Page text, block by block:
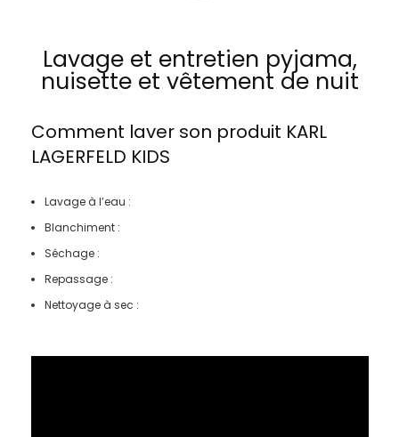
Lavage et entretien pyjama,
nuisette et vêtement de nuit
Comment laver son produit KARL
LAGERFELD KIDS
Lavage à l’eau :
Blanchiment :
Séchage :
Repassage :
Nettoyage à sec :